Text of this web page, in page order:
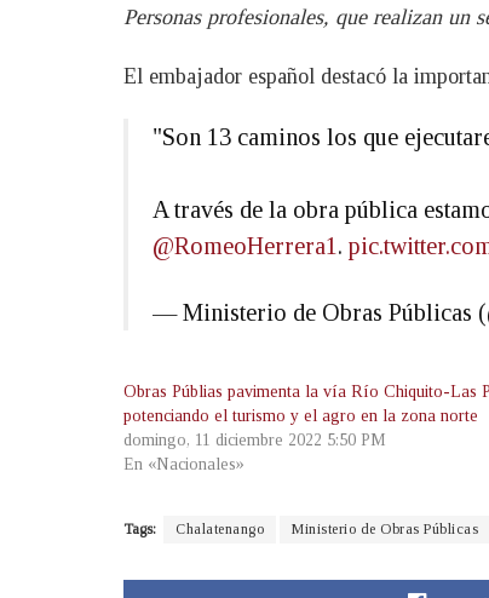
Personas profesionales, que realizan un
El embajador español destacó la
"Son 13 caminos los que
A través de la obra pública
@RomeoHerrera1 .
— Ministerio de Obras Públicas
Obras Públias pavimenta la vía Río Chiquito-Las
potenciando el turismo y el agro en la zona norte
domingo, 11 diciembre 2022 5:50 PM
En «Nacionales»
Tags: Chalatenango Ministerio de Obras Públicas